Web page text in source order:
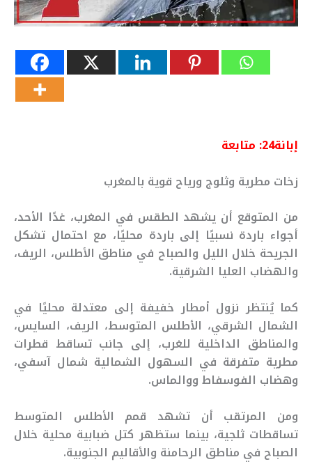
إبانة24: متابعة
زخات مطرية وثلوج ورياح قوية بالمغرب
من المتوقع أن يشهد الطقس في المغرب، غدًا الأحد،
أجواء باردة نسبيًا إلى باردة محليًا، مع احتمال تشكل
الجريحة خلال الليل والصباح في مناطق الأطلس، الريف،
والهضاب العليا الشرقية.
كما يُنتظر نزول أمطار خفيفة إلى معتدلة محليًا في
الشمال الشرقي، الأطلس المتوسط، الريف، السايس،
والمناطق الداخلية للغرب، إلى جانب تساقط قطرات
مطرية متفرقة في السهول الشمالية شمال آسفي،
وهضاب الفوسفاط ووالماس.
ومن المرتقب أن تشهد قمم الأطلس المتوسط
تساقطات ثلجية، بينما ستظهر كتل ضبابية محلية خلال
الصباح في مناطق الرحامنة والأقاليم الجنوبية.